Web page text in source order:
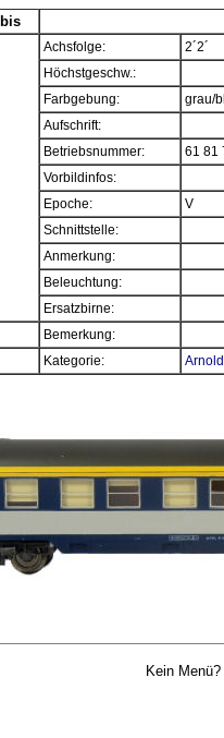
bis
Achsfolge:
2´2´
Höchstgeschw.:
Farbgebung:
grau/
Aufschrift:
Betriebsnummer:
61 81
Vorbildinfos:
Epoche:
V
Schnittstelle:
Anmerkung:
Beleuchtung:
Ersatzbirne:
Bemerkung:
Kategorie:
Kein